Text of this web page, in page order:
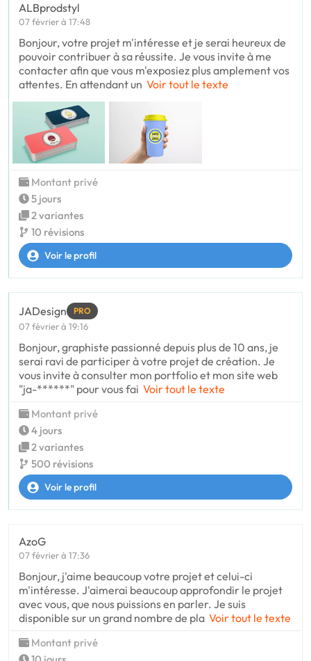
ALBprodstyl
07 février à 17:48
Bonjour, votre projet m'intéresse et je serai heureux de
pouvoir contribuer à sa réussite. Je vous invite à me
contacter afin que vous m'exposiez plus amplement vos
attentes. En attendant un Voir tout le texte
Montant privé
5 jours
2 variantes
10 révisions
Voir le profil
JADesign PRO
07 février à 19:16
Bonjour, graphiste passionné depuis plus de 10 ans, je
serai ravi de participer à votre projet de création. Je
vous invite à consulter mon portfolio et mon site web
"ja-******" pour vous fai Voir tout le texte
Montant privé
4 jours
2 variantes
500 révisions
Voir le profil
AzoG
07 février à 17:36
Bonjour, j'aime beaucoup votre projet et celui-ci
m'intéresse. J'aimerai beaucoup approfondir le projet
avec vous, que nous puissions en parler. Je suis
disponible sur un grand nombre de pla Voir tout le texte
Montant privé